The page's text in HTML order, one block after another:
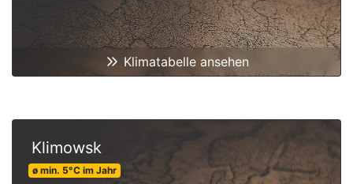
Klimatabelle ansehen
Klimowsk
ø min. 5°C im Jahr